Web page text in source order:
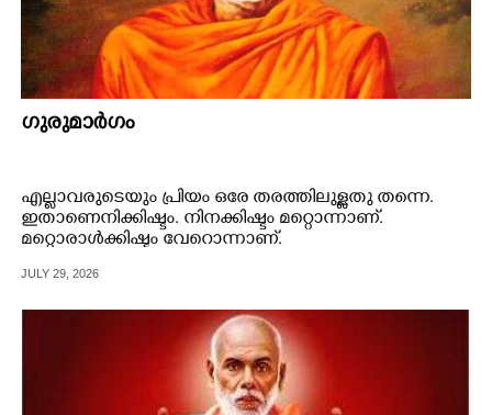
ഗുരുമാർഗം
എല്ലാവരുടെയും പ്രിയം ഒരേ തരത്തിലുള്ളതു തന്നെ.
ഇതാണെനിക്കിഷ്ടം. നിനക്കിഷ്ടം മറ്റൊന്നാണ്.
മറ്റൊരാൾക്കിഷ്ടം വേറൊന്നാണ്.
JULY 29, 2026